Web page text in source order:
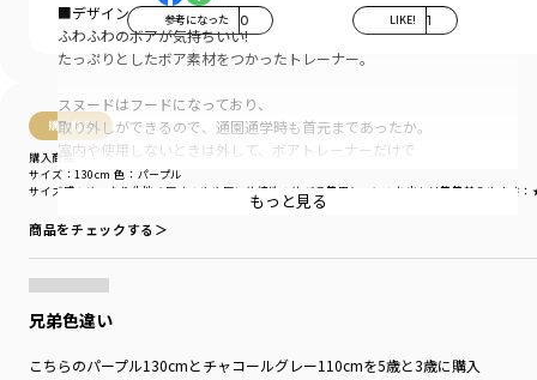
参考になった 0 LIKE! 1
購入商品
購入商品
サイズ感 ：ゆったり 生地の厚さ ：やや厚い 伸縮性 ：伸びる着用シーン ：お出かけ着着替えやすさ
サイズ：130cm 色：パープル
商品をチェックする＞
兄弟色違い
こちらのパープル130cmとチャコールグレー110cmを5歳と3歳に購入
■デザイン
ふわふわのボアが気持ちいい!
たっぷりとしたボア素材をつかったトレーナー。
スヌードはフードになっており、
取り外しができるので、通園通学時も首元まであったか。
室内や使用しないときは外して、ボアトレーナーだけで
楽しむこともできます。
フードだけ他のお洋服と組み合わせるのも〇
ふわもこの印象的なデザインで「ギフト」や
もっと見る